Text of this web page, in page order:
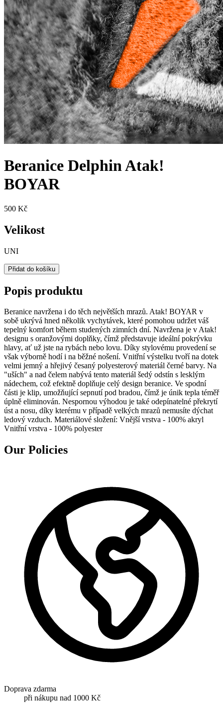
Beranice Delphin Atak!
BOYAR
500 Kč
Velikost
UNI
Přidat do košíku
Popis produktu
Beranice navržena i do těch největších mrazů. Atak! BOYAR v
sobě ukrývá hned několik vychytávek, které pomohou udržet váš
tepelný komfort během studených zimních dní. Navržena je v Atak!
designu s oranžovými doplňky, čímž představuje ideální pokrývku
hlavy, ať už jste na rybách nebo lovu. Díky stylovému provedení se
však výborně hodí i na běžné nošení. Vnitřní výstelku tvoří na dotek
velmi jemný a hřejivý česaný polyesterový materiál černé barvy. Na
"uších" a nad čelem nabývá tento materiál šedý odstín s lesklým
nádechem, což efektně doplňuje celý design beranice. Ve spodní
části je klip, umožňující sepnutí pod bradou, čímž je únik tepla téměř
úplně eliminován. Nespornou výhodou je také odepínatelné překrytí
úst a nosu, díky kterému v případě velkých mrazů nemusíte dýchat
ledový vzduch. Materiálové složení: Vnější vrstva - 100% akryl
Vnitřní vrstva - 100% polyester
Our Policies
Doprava zdarma
při nákupu nad 1000 Kč